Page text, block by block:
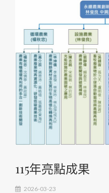
115年亮點成果
2026-03-23